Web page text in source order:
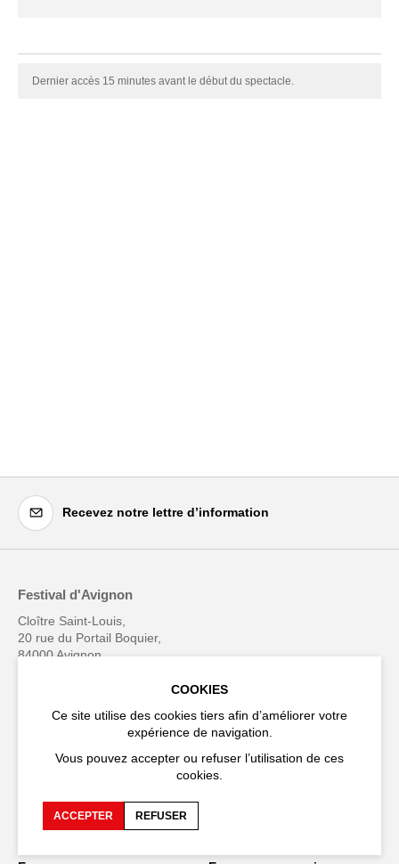
Dernier accès 15 minutes avant le début du spectacle.
Recevez notre lettre d’information
Festival d'Avignon
Cloître Saint-Louis,
20 rue du Portail Boquier,
84000 Avignon
Recrutements et appels
COOKIES
Ce site utilise des cookies tiers afin d’améliorer votre
expérience de navigation.
Vous pouvez accepter ou refuser l’utilisation de ces
cookies.
ACCEPTER REFUSER